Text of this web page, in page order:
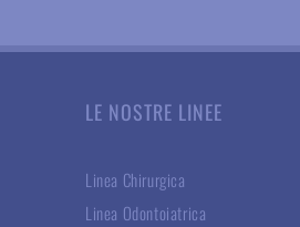
LE NOSTRE LINEE
Linea Chirurgica
Linea Odontoiatrica